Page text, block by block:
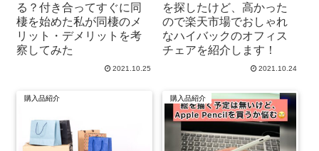
る？付き合ってすぐに同
棲を始めた私が同棲のメ
リット・デメリットを考
察してみた
2021.10.25
を探したけど、高かった
ので楽天市場でおしゃれ
なハイバックのオフィス
チェアを紹介します！
2021.10.24
購入品紹介 購入品紹介